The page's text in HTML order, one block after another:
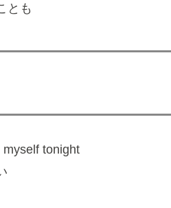
とも
tonight